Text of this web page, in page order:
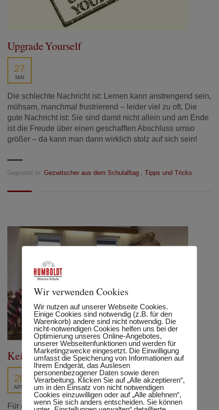
Upgrade Yourself
27
MAI
Die schlechte Nachricht ist: Lernen kann anstrengend sein,
mühsam, manchmal frustrierend – leider viel zu oft. Die
gute Nachricht ist: Sie sind damit nicht allein und am Ende
ist die Freude über einen geschafften Abschluss umso
größer – da kann man dann wirklich stolz auf sich sein!
Gepostet in: Gezwitscher aus dem Schulalltag , Tipps und Tricks
Keine Angst vor dem Notenschluss
28
APR.
Für diejenigen, die in die letzte Klasse der Oberstufe
Wir verwenden Cookies
Wir nutzen auf unserer Webseite Cookies.
Einige Cookies sind notwendig (z.B. für den
Warenkorb) andere sind nicht notwendig. Die
nicht-notwendigen Cookies helfen uns bei der
Optimierung unseres Online-Angebotes,
unserer Webseitenfunktionen und werden für
Marketingzwecke eingesetzt. Die Einwilligung
umfasst die Speicherung von Informationen auf
Ihrem Endgerät, das Auslesen
personenbezogener Daten sowie deren
Verarbeitung. Klicken Sie auf „Alle akzeptieren“,
um in den Einsatz von nicht notwendigen
Cookies einzuwilligen oder auf „Alle ablehnen“,
wenn Sie sich anders entscheiden. Sie können